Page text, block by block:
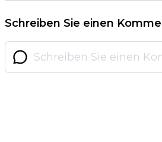
Schreiben Sie einen